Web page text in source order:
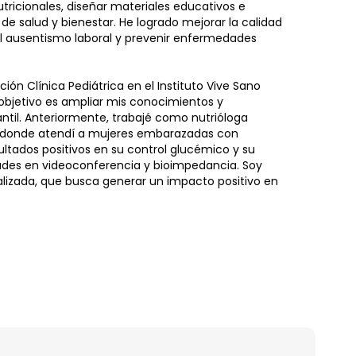
diseñar materiales educativos e
salud y bienestar. He logrado mejorar la calidad
laboral y prevenir enfermedades
Clínica Pediátrica en el Instituto Vive Sano
es ampliar mis conocimientos y
Anteriormente, trabajé como nutrióloga
atendí a mujeres embarazadas con
positivos en su control glucémico y su
en videoconferencia y bioimpedancia. Soy
que busca generar un impacto positivo en